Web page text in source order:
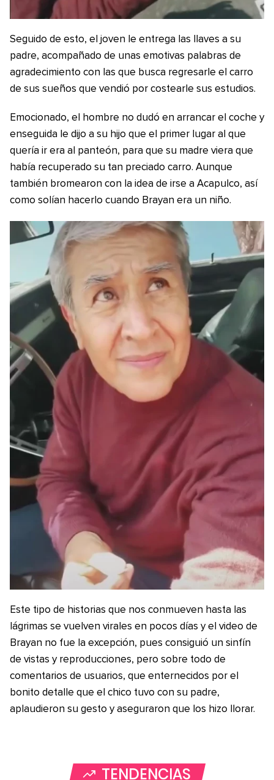
Seguido de esto, el joven le entrega las llaves a su
padre, acompañado de unas emotivas palabras de
agradecimiento con las que busca regresarle el carro
de sus sueños que vendió por costearle sus estudios.
Emocionado, el hombre no dudó en arrancar el coche y
enseguida le dijo a su hijo que el primer lugar al que
quería ir era al panteón, para que su madre viera que
había recuperado su tan preciado carro. Aunque
también bromearon con la idea de irse a Acapulco, así
como solían hacerlo cuando Brayan era un niño.
Este tipo de historias que nos conmueven hasta las
lágrimas se vuelven virales en pocos días y el video de
Brayan no fue la excepción, pues consiguió un sinfín
de vistas y reproducciones, pero sobre todo de
comentarios de usuarios, que enternecidos por el
bonito detalle que el chico tuvo con su padre,
aplaudieron su gesto y aseguraron que los hizo llorar.
TENDENCIAS